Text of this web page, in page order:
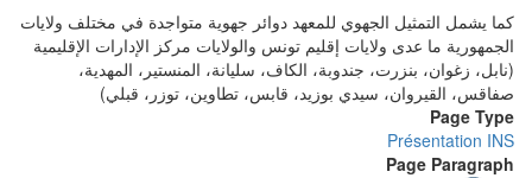
كما يشمل التمثيل الجهوي للمعهد دوائر جهوية متواجدة في مختلف ولايات
الجمهورية ما عدى ولايات إقليم تونس والولايات مركز الإدارات الإقليمية
(نابل، زغوان، بنزرت، جندوبة، الكاف، سليانة، المنستير، المهدية،
صفاقس، القيروان، سيدي بوزيد، قابس، تطاوين، توزر، قبلي)
Page Type
Présentation INS
Page Paragraph